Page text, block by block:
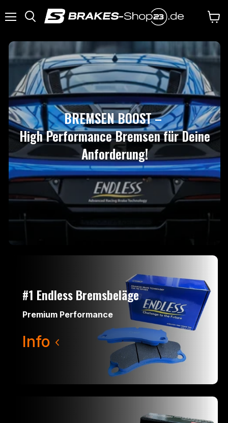
BREMSEN BOOST –
High Performance Bremsen für Deine
Anforderung!
#1 Endless Bremsbeläge
Premium Performance
Info